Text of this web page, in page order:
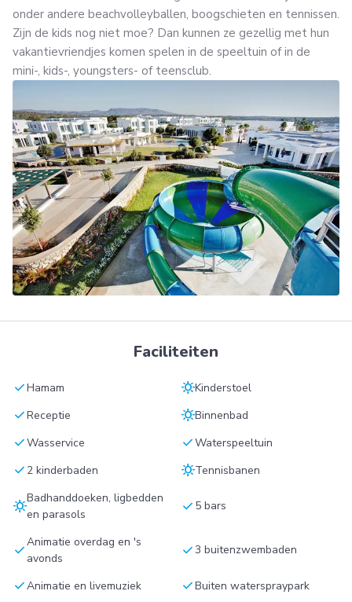
onder andere beachvolleyballen, boogschieten en tennissen.
Zijn de kids nog niet moe? Dan kunnen ze gezellig met hun
vakantievriendjes komen spelen in de speeltuin of in de
mini-, kids-, youngsters- of teensclub.
Faciliteiten
checkHamam sunnyKinderstoel
checkReceptie sunnyBinnenbad
checkWasservice checkWaterspeeltuin
check 2 kinderbaden sunnyTennisbanen
sunnyBadhanddoeken, ligbedden
en parasols
check 5 bars
checkAnimatie overdag en 's
avonds
check3 buitenzwembaden
checkAnimatie en livemuziek checkBuiten waterspraypark